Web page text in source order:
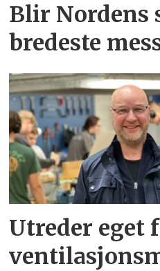
Blir Nordens
bredeste
Utreder eget